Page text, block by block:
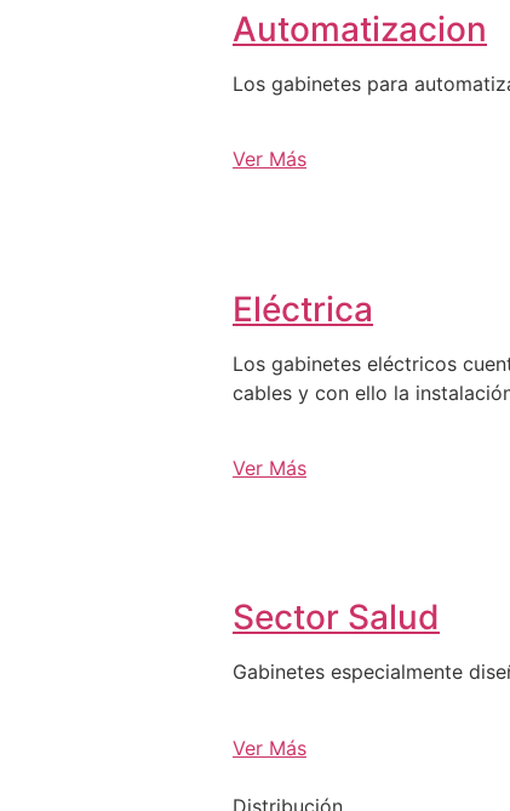
Automatizacion
Los gabinetes para
Ver Más
Eléctrica
Los gabinetes eléctricos
cables y con ello la
Ver Más
Sector Salud
Gabinetes especialmente
Ver Más
Distribución